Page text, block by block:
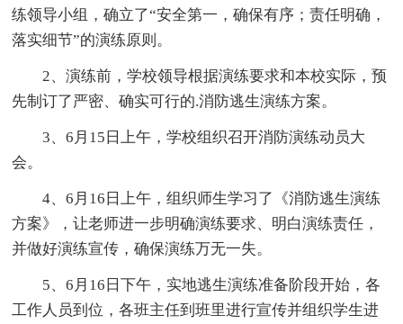
练领导小组，确立了“安全第一，确保有序；责任明确，
落实细节”的演练原则。
2、演练前，学校领导根据演练要求和本校实际，预
先制订了严密、确实可行的.消防逃生演练方案。
3、6月15日上午，学校组织召开消防演练动员大
会。
4、6月16日上午，组织师生学习了《消防逃生演练
方案》，让老师进一步明确演练要求、明白演练责任，
并做好演练宣传，确保演练万无一失。
5、6月16日下午，实地逃生演练准备阶段开始，各
工作人员到位，各班主任到班里进行宣传并组织学生进